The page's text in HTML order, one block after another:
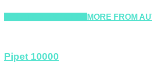
MORE FROM
Pipet 10000